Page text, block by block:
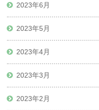
2023年6月
2023年5月
2023年4月
2023年3月
2023年2月